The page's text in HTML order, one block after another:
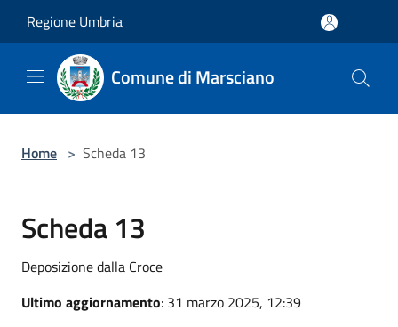
Regione Umbria
Comune di Marsciano
Home > Scheda 13
Scheda 13
Deposizione dalla Croce
Ultimo aggiornamento: 31 marzo 2025, 12:39